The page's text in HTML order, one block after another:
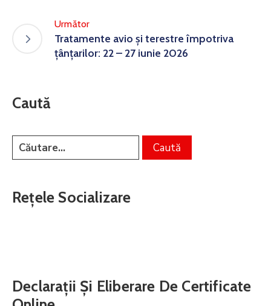
Următor
Tratamente avio și terestre împotriva
țânțarilor: 22 – 27 iunie 2026
Caută
Rețele Socializare
Declarații Și Eliberare De Certificate